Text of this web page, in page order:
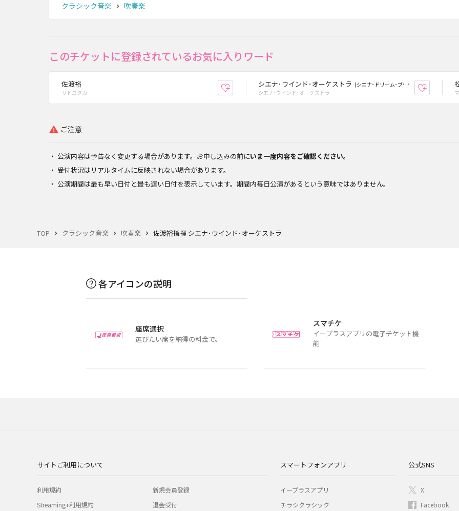
TOP クラシック音楽 吹奏楽 佐渡裕指揮 シエナ･ウインド･オーケストラ
クラシック音楽 吹奏楽
このチケットに登録されているお気に入りワード
佐渡裕
サドユタカ お気に入り登録シエナ･ウインド･オーケストラ (シエナ･ドリーム･ブラス、シエナ☆フルーツ、シエナ･クラッツ)
シエナ･ウインド･オーケストラ
お気に
ご注意
公演内容は予告なく変更する場合があります。お申し込みの前にいま一度内容をご確認ください。
受付状況はリアルタイムに反映されない場合があります。
公演期間は最も早い日付と最も遅い日付を表示しています。期間内毎日公演があるという意味ではありません。
各アイコンの説明
座席選択
選びたい席を納得の料金で。
スマチケ
イープラスアプリの電子チケット機
能
サイトご利用について
利用規約
Streaming+利用規約
新規会員登録
退会受付
スマートフォンアプリ
イープラスアプリ
チラシクラシック
公式SNS
X
Facebook